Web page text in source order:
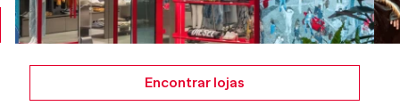
Encontrar lojas